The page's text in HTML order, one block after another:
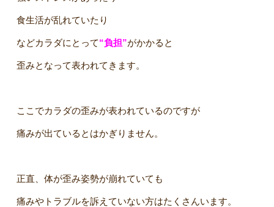
食生活が乱れていたり
などカラダにとって“負担”がかかると
歪みとなって表われてきます。
ここでカラダの歪みが表われているのですが
痛みが出ているとはかぎりません。
正直、体が歪み姿勢が崩れていても
痛みやトラブルを訴えていない方はたくさんいます。